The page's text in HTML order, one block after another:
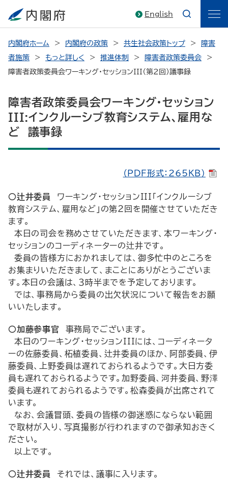
English
内閣府ホーム 内閣府の政策 共生社会政策トップ
障害
者施策
もっと詳しく 推進体制
障害者政策委員会
障害者政策委員会ワーキング・セッションIII（第2回）議事録
障害者政策委員会ワーキング・セッション
III:インクルーシブ教育システム、雇用な
ど 議事録
（PDF形式：265KB）
○辻井委員
ワーキング・セッションIII「インクルーシブ
教育システム、雇用など」の第２回を開催させていただき
ます。
本日の司会を務めさせていただきます、本ワーキング・
セッションのコーディネーターの辻井です。
委員の皆様方におかれましては、御多忙中のところを
お集まりいただきまして、まことにありがとうございま
す。本日の会議は、３時半までを予定しております。
では、事務局から委員の出欠状況について報告をお願
いいたします。
○加藤参事官
事務局でございます。
本日のワーキング・セッションIIIには、コーディネータ
ーの佐藤委員、柘植委員、辻井委員のほか、阿部委員、伊
藤委員、上野委員は遅れておられるようです。大日方委
員も遅れておられるようです。加野委員、河井委員、野澤
委員も遅れておられるようです。松森委員が出席されて
います。
なお、会議冒頭、委員の皆様の御迷惑にならない範囲
で取材が入り、写真撮影が行われますので御承知おきく
ださい。
以上です。
○辻井委員
それでは、議事に入ります。